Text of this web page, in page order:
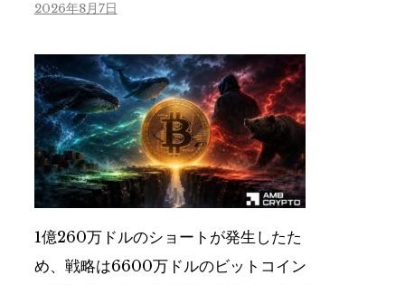
2026年8月7日
1億260万ドルのショートが発生したた
め、戦略は6600万ドルのビットコイン